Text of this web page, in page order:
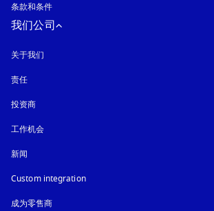
条款和条件
我们公司
关于我们
责任
投资商
工作机会
新闻
Custom integration
成为零售商